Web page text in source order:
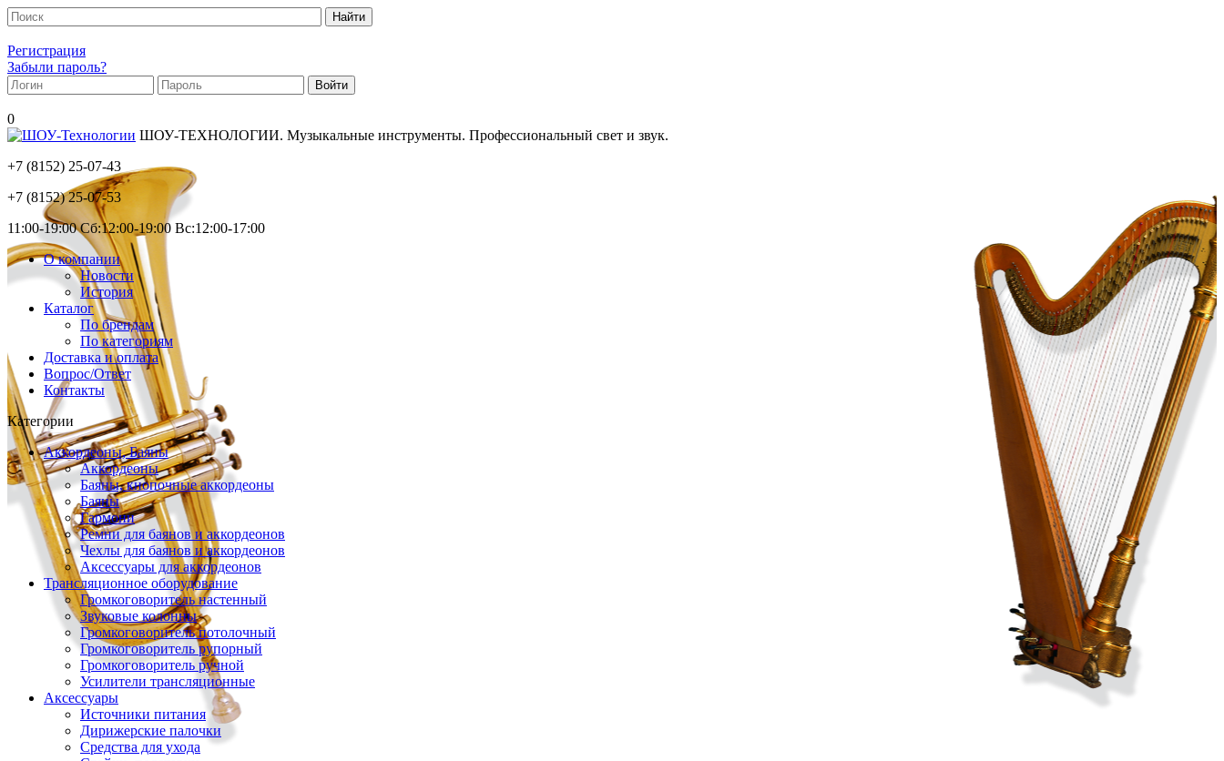
Регистрация
Забыли пароль?
0
ШОУ-ТЕХНОЛОГИИ. Музыкальные инструменты. Профессиональный свет и звук.
+7 (8152) 25-07-43
+7 (8152)25-07-53
11:00-19:00 Сб:12:00-19:00 Вс:12:00-17:00
О компании
Новости
История
Каталог
По брендам
По категориям
Доставка и оплата
Вопрос/Ответ
Контакты
Категории
Аккордеоны, Баяны
Аккордеоны
Баяны, кнопочные аккордеоны
Баяны
Гармони
Ремни для баянов и аккордеонов
Чехлы для баянов и аккордеонов
Аксессуары для аккордеонов
Трансляционное оборудование
Громкоговоритель настенный
Звуковые колонны
Громкоговоритель потолочный
Громкоговоритель рупорный
Громкоговоритель ручной
Усилители трансляционные
Аксессуары
Источники питания
Дирижерские палочки
Средства для ухода